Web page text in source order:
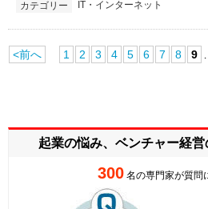
カテゴリー IT・インターネット
<前へ 1 2 3 4 5 6 7 8 9
起業の悩み、ベンチャー経営
300 名の専門家が質問